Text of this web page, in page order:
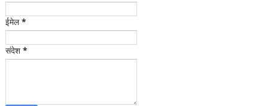
ईमेल*
संदेश *